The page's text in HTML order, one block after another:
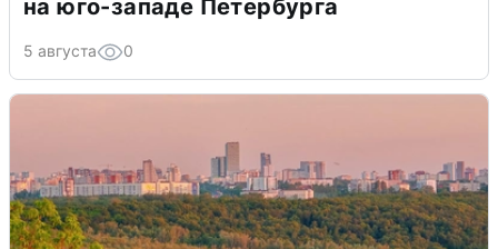
на юго-западе Петербурга
5 августа 0